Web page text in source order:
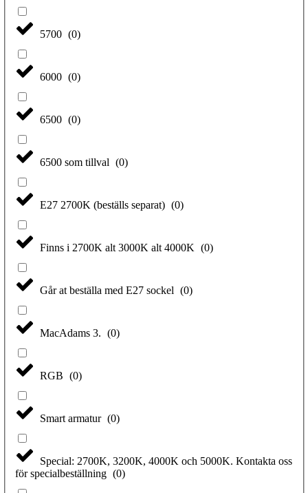
5700 (0)
6000 (0)
6500 (0)
6500 som tillval (0)
E27 2700K (beställs separat) (0)
Finns i 2700K alt 3000K alt 4000K (0)
Går at beställa med E27 sockel (0)
MacAdams 3. (0)
RGB (0)
Smart armatur (0)
Special: 2700K, 3200K, 4000K och 5000K. Kontakta oss
för specialbeställning (0)